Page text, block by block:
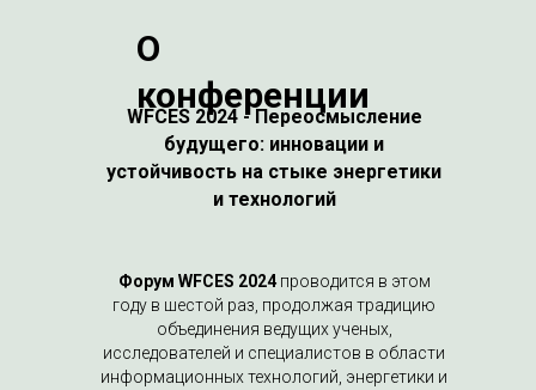
WFCES 2024 - Переосмысление
будущего: инновации и
устойчивость на стыке энергетики
и технологий
О
конференции
Форум WFCES 2024 проводится в этом
году в шестой раз, продолжая традицию
объединения ведущих ученых,
исследователей и специалистов в области
информационных технологий, энергетики и